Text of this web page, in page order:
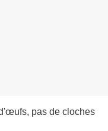
pas de cloches